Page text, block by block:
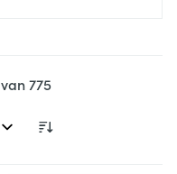
van775